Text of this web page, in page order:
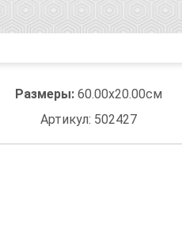
Размеры:60.00x20.00см
Артикул: 502427